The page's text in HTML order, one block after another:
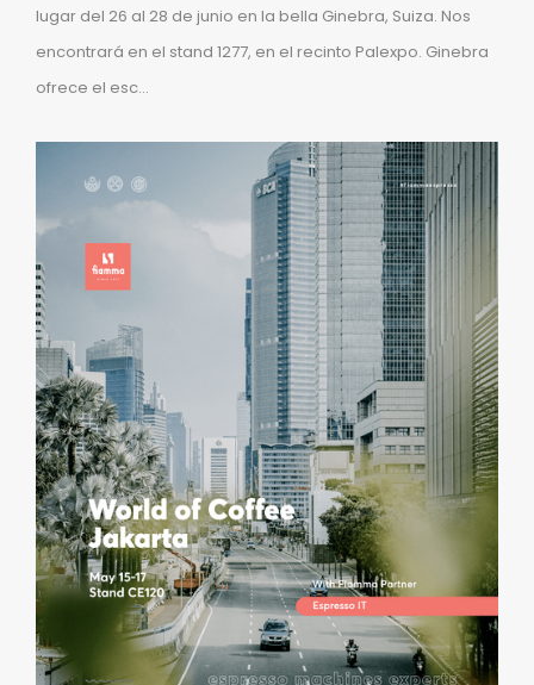
lugar del 26 al 28 de junio en la bella Ginebra, Suiza. Nos
encontrará en el stand 1277, en el recinto Palexpo. Ginebra
ofrece el esc...